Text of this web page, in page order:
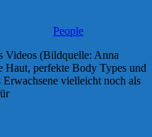
People
Videos (Bildquelle: Anna
Haut, perfekte Body Types und
Erwachsene vielleicht noch als